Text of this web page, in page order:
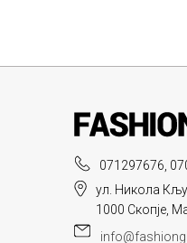
071297676,
ул. Никола
1000 Скопје,